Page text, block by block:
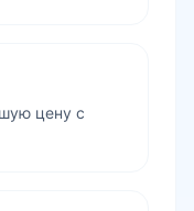
цену с